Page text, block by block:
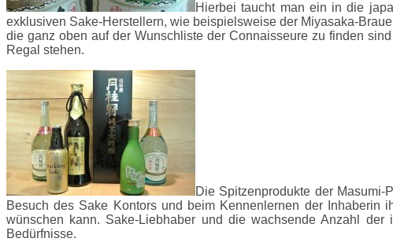
Hierbei taucht man ein in die
exklusiven Sake-Herstellern, wie beispielsweise der Miyasaka-
die ganz oben auf der Wunschliste der Connaisseure zu finden
Regal stehen.
Die Spitzenprodukte der Masumi-
Besuch des Sake Kontors und beim Kennenlernen der Inhaberin
wünschen kann. Sake-Liebhaber und die wachsende Anzahl
Bedürfnisse.